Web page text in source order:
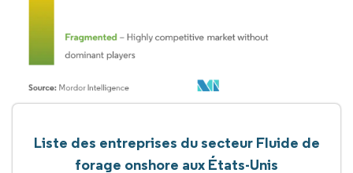
Liste des entreprises du secteur Fluide de
forage onshore aux États-Unis